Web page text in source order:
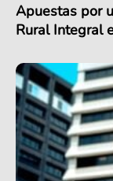
Apuestas por
Rural Integral